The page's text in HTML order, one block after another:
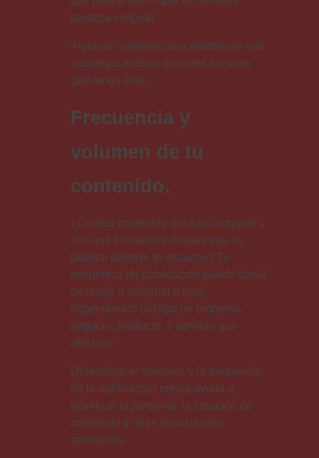
parezca insípido.
Algunos consejos para establecer una
estrategia exitosa de redes sociales
que tenga éxito.
Frecuencia y
volumen de tu
contenido.
¿Cuánto contenido deseas compartir y
con qué frecuencia deseas que su
público objetivo te escuche? Tu
frecuencia de publicación puede variar
de diario a semanal o más,
dependiendo del tipo de empresa,
negocio, producto, o servicio que
ofrezcas.
Determinar el volumen y la frecuencia
de la publicación previa ayuda a
planificar el personal, la creación de
contenido y otras necesidades
operativas.